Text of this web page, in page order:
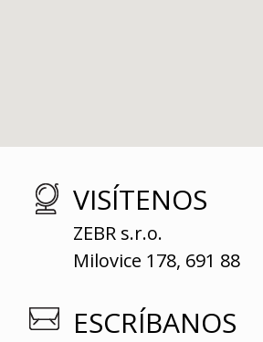
VISÍTENOS
ZEBR s.r.o.
Milovice 178, 691 88
ESCRÍBANOS